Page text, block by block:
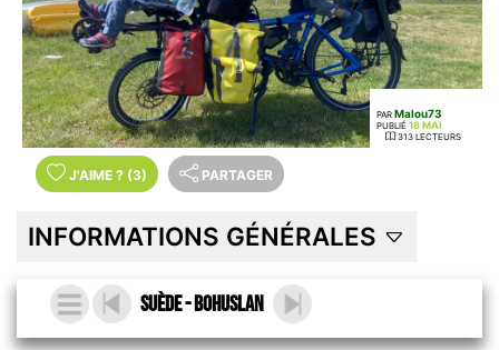
PAR Malou73
PUBLIÉ 18 MAI
313 LECTEURS
J'AIME ? (3) PARTAGER
INFORMATIONS GÉNÉRALES
Suède - Bohuslan